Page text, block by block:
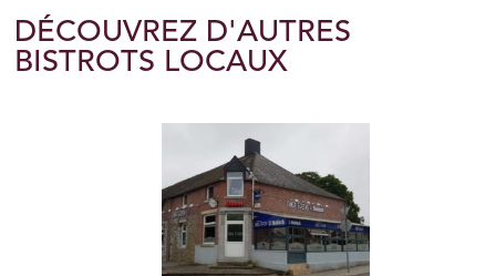
DÉCOUVREZ D'AUTRES
BISTROTS LOCAUX